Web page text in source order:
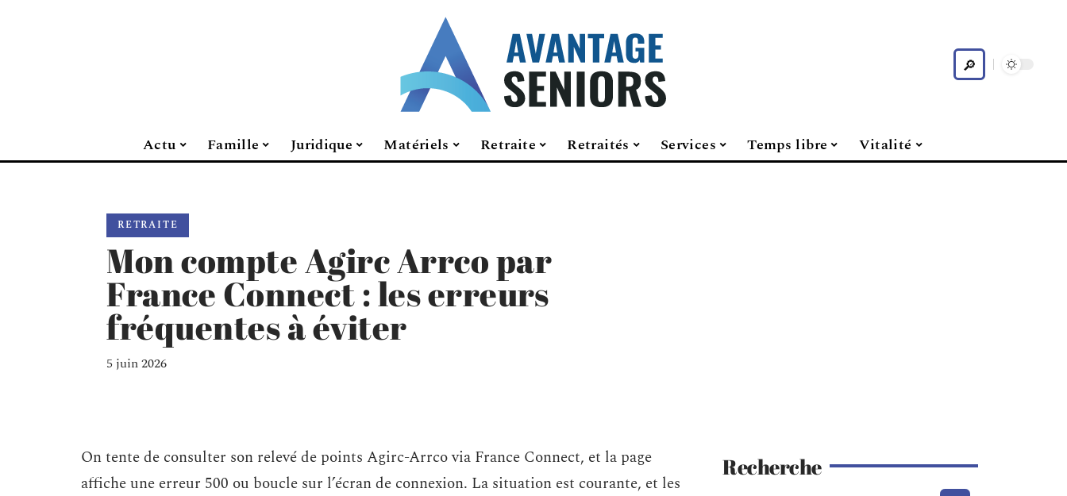
Actu Famille Juridique Matériels Retraite Retraités Services Temps libre Vitalité
RETRAITE
Mon compte Agirc Arrco par
France Connect : les erreurs
fréquentes à éviter
5 juin 2026
On tente de consulter son relevé de points Agirc-Arrco via France Connect, et la page
affiche une erreur 500 ou boucle sur l’écran de connexion. La situation est courante, et les
Recherche